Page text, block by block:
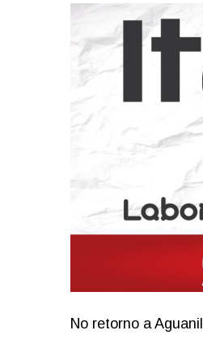
No retorno a